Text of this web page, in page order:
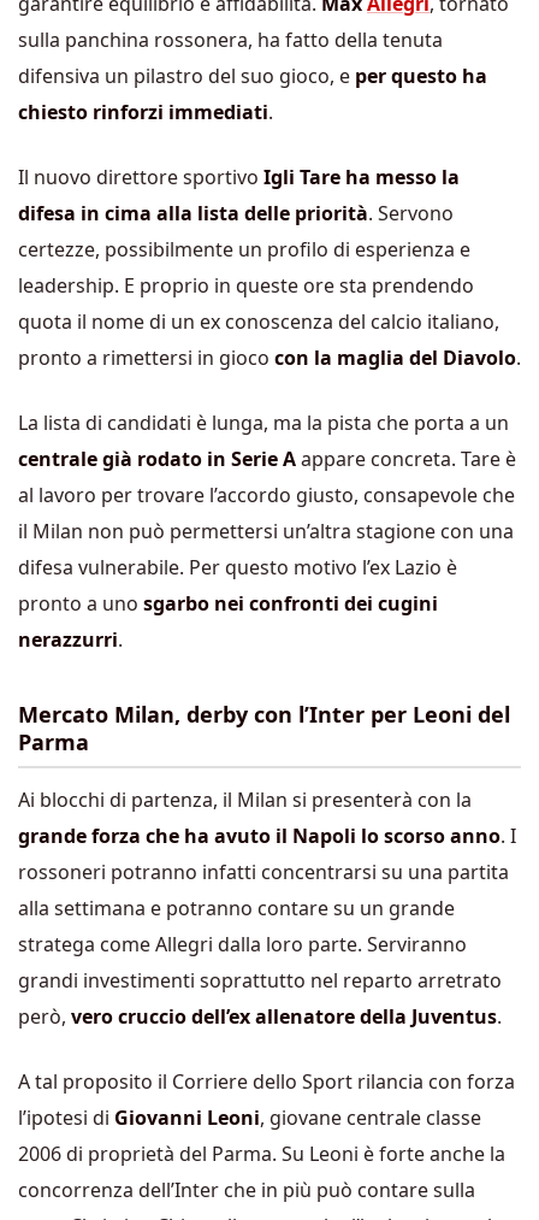
sulla panchina rossonera, ha fatto della tenuta
difensiva un pilastro del suo gioco, e per questo ha
chiesto rinforzi immediati.
Il nuovo direttore sportivo Igli Tare ha messo la
difesa in cima alla lista delle priorità. Servono
certezze, possibilmente un profilo di esperienza e
leadership. E proprio in queste ore sta prendendo
quota il nome di un ex conoscenza del calcio italiano,
pronto a rimettersi in gioco con la maglia del Diavolo.
La lista di candidati è lunga, ma la pista che porta a un
centrale già rodato in Serie Aappare concreta. Tare è
al lavoro per trovare l’accordo giusto, consapevole che
il Milan non può permettersi un’altra stagione con una
difesa vulnerabile. Per questo motivo l’ex Lazio è
pronto a uno sgarbo nei confronti dei cugini
nerazzurri.
Mercato Milan, derby con l’Inter per Leoni del
Parma
Ai blocchi di partenza, il Milan si presenterà con la
grande forza che ha avuto il Napoli lo scorso anno. I
rossoneri potranno infatti concentrarsi su una partita
alla settimana e potranno contare su un grande
stratega come Allegri dalla loro parte. Serviranno
grandi investimenti soprattutto nel reparto arretrato
però, vero cruccio dell’ex allenatore della Juventus.
A tal proposito il Corriere dello Sport rilancia con forza
l’ipotesi di Giovanni Leoni, giovane centrale classe
2006 di proprietà del Parma. Su Leoni è forte anche la
concorrenza dell’Inter che in più può contare sulla